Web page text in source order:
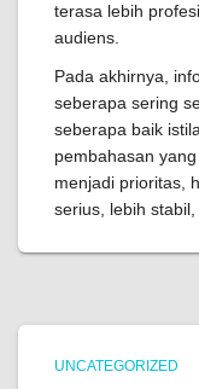
terasa lebih
audiens.
Pada akhirnya,
seberapa sering
seberapa baik
pembahasan
menjadi prioritas,
serius, lebih
UNCATEGORIZED